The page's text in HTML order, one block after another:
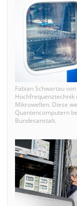
Fabian Schwartau
Hochfrequenztechnik
Mikrowellen. Diese
Quantencomputern
Bundesanstalt.